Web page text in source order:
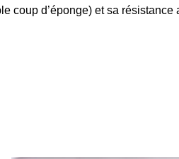
coup d’éponge) et sa